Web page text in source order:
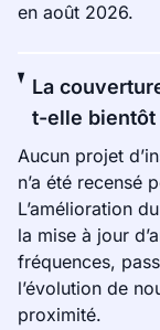
en août 2026.
La
t-elle bientôt
Aucun projet
n’a été recensé
L’amélioration
la mise à jour
fréquences,
l’évolution de
proximité.